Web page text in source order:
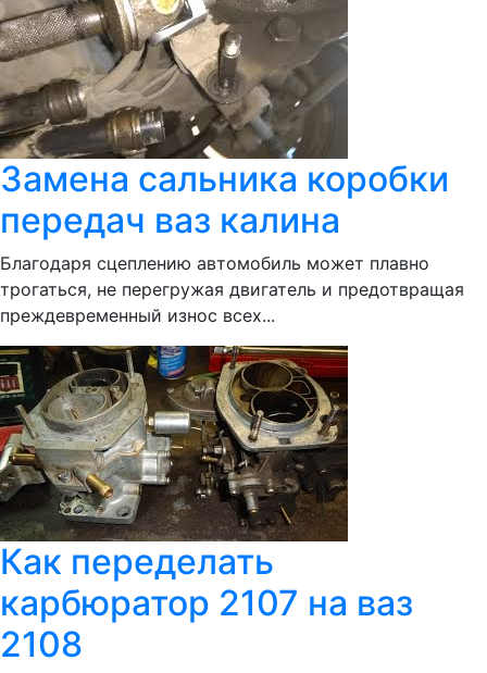
Замена сальника коробки
передач ваз калина
Благодаря сцеплению автомобиль может плавно
трогаться, не перегружая двигатель и предотвращая
преждевременный износ всех...
Как переделать
карбюратор 2107 на ваз
2108